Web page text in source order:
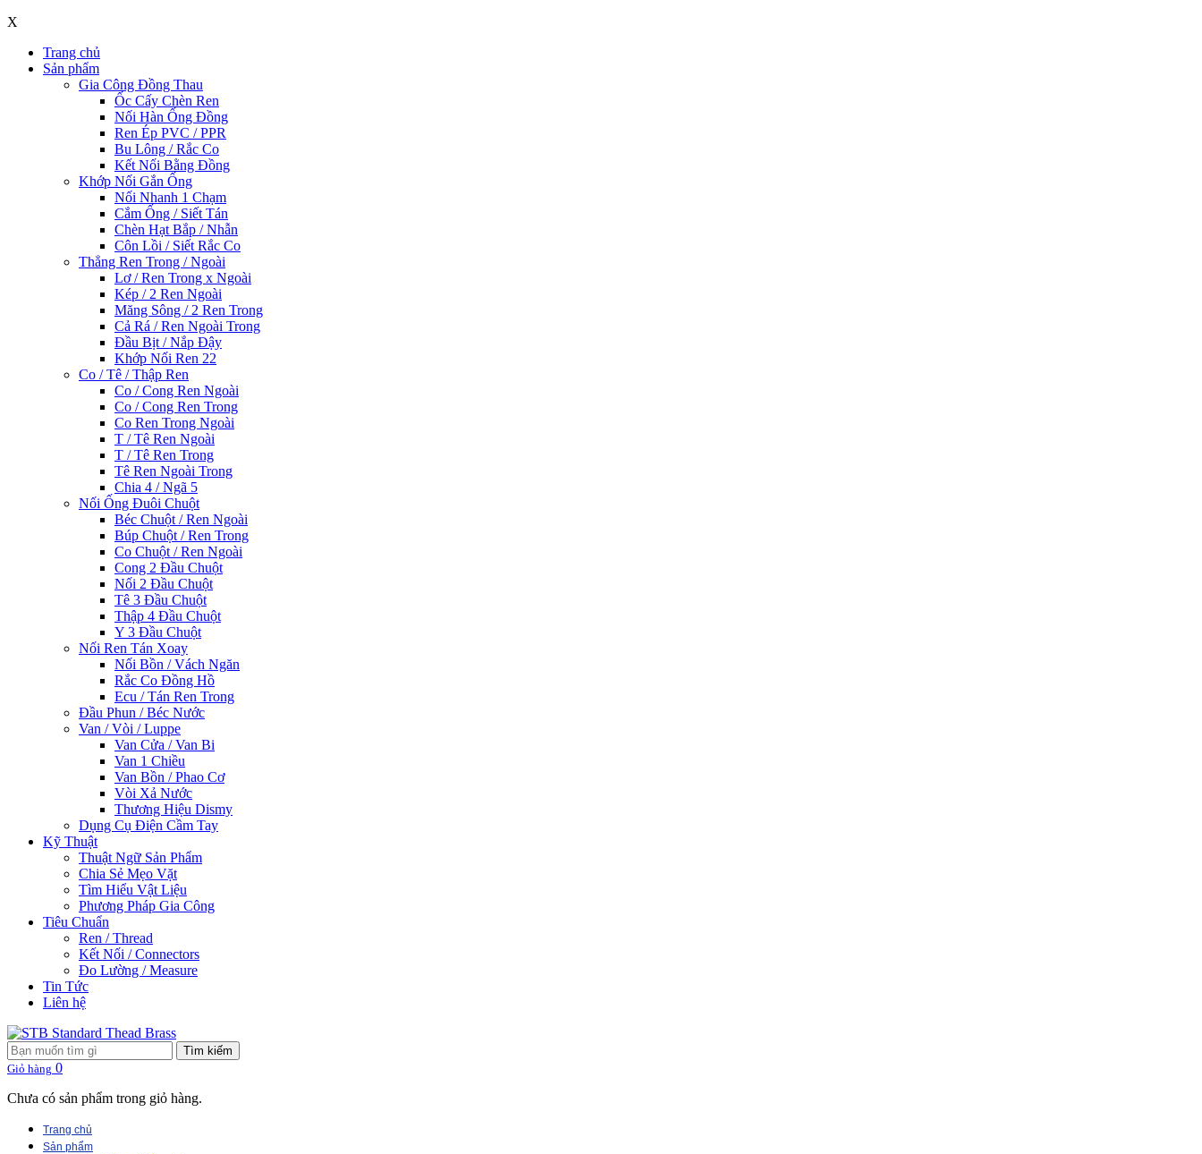
X
Trang chủ
Sản phẩm
Gia Công Đồng Thau
Ốc Cấy Chèn Ren
Nối Hàn Ống Đồng
Ren Ép PVC / PPR
Bu Lông / Rắc Co
Kết Nối Bằng Đồng
Khớp Nối Gắn Ống
Nối Nhanh 1 Chạm
Cắm Ống / Siết Tán
Chèn Hạt Bắp / Nhẫn
Côn Lồi / Siết Rắc Co
Thẳng Ren Trong / Ngoài
Lơ / Ren Trong x Ngoài
Kép / 2 Ren Ngoài
Măng Sông / 2 Ren Trong
Cả Rá / Ren Ngoài Trong
Đầu Bịt / Nắp Đậy
Khớp Nối Ren 22
Co / Tê / Thập Ren
Co / Cong Ren Ngoài
Co / Cong Ren Trong
Co Ren Trong Ngoài
T / Tê Ren Ngoài
T / Tê Ren Trong
Tê Ren Ngoài Trong
Chia 4 / Ngã 5
Nối Ống Đuôi Chuột
Béc Chuột / Ren Ngoài
Búp Chuột / Ren Trong
Co Chuột / Ren Ngoài
Cong 2 Đầu Chuột
Nối 2 Đầu Chuột
Tê 3 Đầu Chuột
Thập 4 Đầu Chuột
Y 3 Đầu Chuột
Nối Ren Tán Xoay
Nối Bồn / Vách Ngăn
Rắc Co Đồng Hồ
Ecu / Tán Ren Trong
Đầu Phun / Béc Nước
Van / Vòi / Luppe
Van Cửa / Van Bi
Van 1 Chiều
Van Bồn / Phao Cơ
Vòi Xả Nước
Thương Hiệu Dismy
Dụng Cụ Điện Cầm Tay
Kỹ Thuật
Thuật Ngữ Sản Phẩm
Chia Sẻ Mẹo Vặt
Tìm Hiểu Vật Liệu
Phương Pháp Gia Công
Tiêu Chuẩn
Ren / Thread
Kết Nối / Connectors
Đo Lường / Measure
Tin Tức
Liên hệ
Tìm kiếm
Giỏ hàng 0
Chưa có sản phẩm trong giỏ hàng.
Trang chủ
Sản phẩm